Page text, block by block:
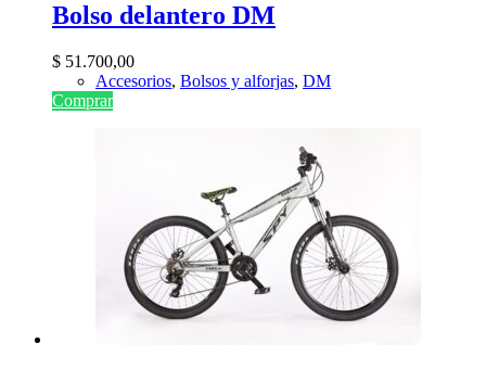
Bolso delantero DM
$ 51.700,00
Accesorios, Bolsos y alforjas, DM
Comprar